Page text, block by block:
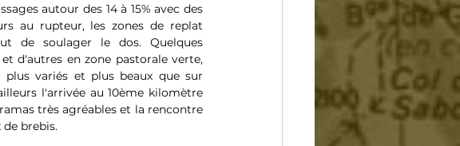
autour des 14 à 15% avec des
au rupteur, les zones de replat
de soulager le dos. Quelques
d'autres en zone pastorale verte,
plus variés et plus beaux que sur
l'arrivée au 10ème kilomètre
très agréables et la rencontre
brebis.